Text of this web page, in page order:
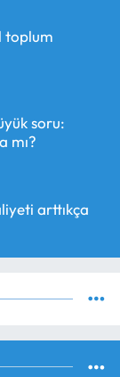
toplum
soru:
mı?
arttıkça